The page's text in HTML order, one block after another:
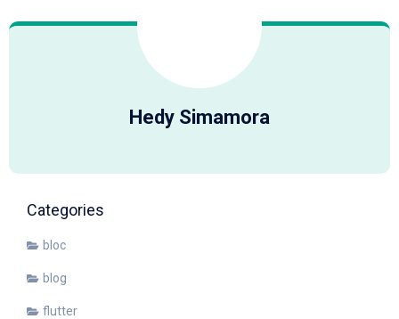
Hedy Simamora
Categories
bloc
blog
flutter